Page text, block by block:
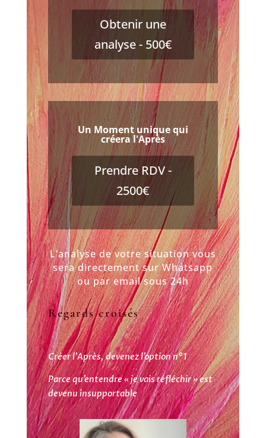
Obtenir une
analyse - 500€
Un Moment unique qui
créera l'Après
Prendre RDV -
2500€
L’analyse de votre situation vous
sera directement sur Whatsapp
ou par email sous 24h
Regards croisés
Créer l’Après, devenez l’option n°1
Parce qu’entendre « je vais réfléchir » est
devenu insupportable